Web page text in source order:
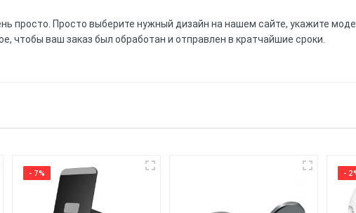
просто. Просто выберите нужный дизайн на нашем сайте, укажите
чтобы ваш заказ был обработан и отправлен в кратчайшие сроки.
защиту от ударов, царапин и пыли, обеспечивая надежную защиту для
полный доступ ко всем портам и кнопкам вашего смартфона, позволяя
- 7% -